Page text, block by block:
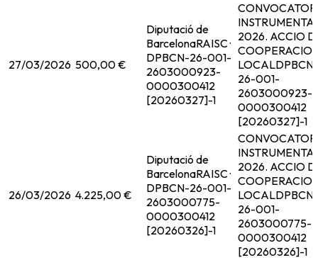
27/03/2026 500,00 €
Diputació de
BarcelonaRAISC ·
DPBCN-26-001-
2603000923-
0000300412
[20260327]-1
2026. ACCIO
COOPERACIO
LOCALDPBCN-
26-001-
2603000923-
0000300412
[20260327]-1
26/03/2026 4.225,00 €
Diputació de
BarcelonaRAISC ·
DPBCN-26-001-
2603000775-
0000300412
[20260326]-1
2026. ACCIO
COOPERACIO
LOCALDPBCN-
26-001-
2603000775-
0000300412
[20260326]-1